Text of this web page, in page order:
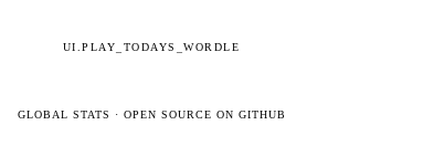
UI.PLAY_TODAYS_WORDLE
GLOBAL STATS · OPEN SOURCE ON GITHUB